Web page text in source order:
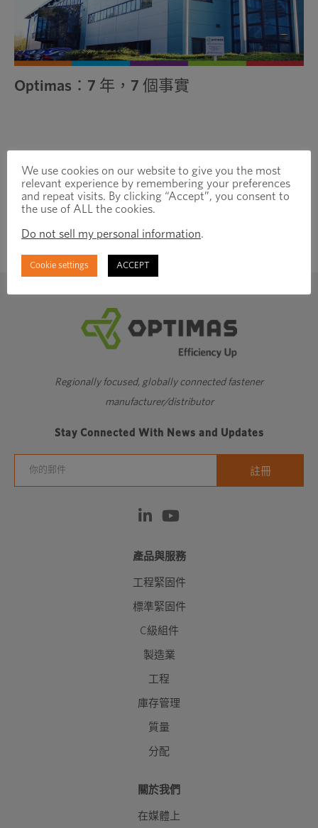
Optimas：7 年，7 個事實
Regionally focused, globally connected fastener
manufacturer/distributor
Stay Connected With News and Updates
產品與服務
工程緊固件
標準緊固件
C級組件
製造業
工程
庫存管理
質量
分配
關於我們
在媒體上
We use cookies on our website to give you the most
relevant experience by remembering your preferences
and repeat visits. By clicking “Accept”, you consent to
the use of ALL the cookies.
Do not sell my personal information.
Cookie settings ACCEPT